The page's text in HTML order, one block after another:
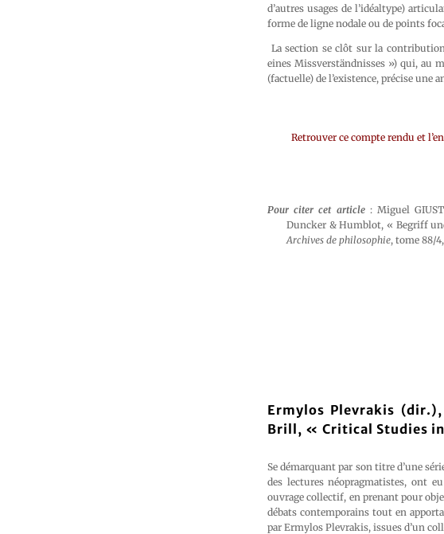
d’autres usages de l’idéaltype)
forme de ligne nodale ou de points
La section se clôt sur la
eines Missverständnisses ») qui, au
(factuelle) de l’existence, précise
Retrouver ce compte rendu et
Pour citer cet article: Miguel
Duncker & Humblot, « Begriff
Archives de philosophie, tome 88/
Ermylos Plevrakis (dir.),
Brill, « Critical Studies
Se démarquant par son titre d’une
des lectures néopragmatistes, ont
ouvrage collectif, en prenant pour
débats contemporains tout en
par Ermylos Plevrakis, issues d’un